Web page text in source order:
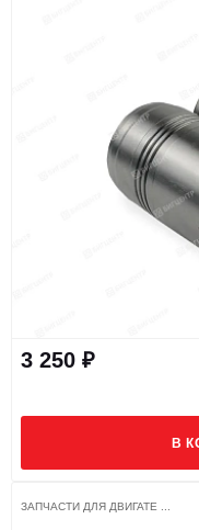
3 250 ₽
В
ЗАПЧАСТИ ДЛЯ ДВИГАТЕ ...